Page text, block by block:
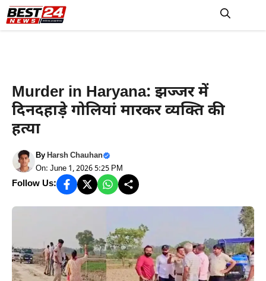
Skip
to
Murder in Haryana: झज्जर में
दिनदहाड़े गोलियां मारकर व्यक्ति की
हत्या
ByHarsh Chauhan
On: June 1, 2026 5:25 PM
Follow Us: